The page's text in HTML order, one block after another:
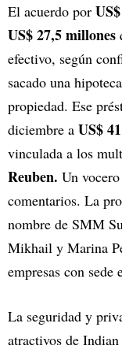
El acuerdo por
US$ 27,5 millones
efectivo, según
sacado una
propiedad. Ese
diciembre a US$
vinculada a los
Reuben. Un
comentarios. La
nombre de SMM
Mikhail y Marina
empresas con
La seguridad y
atractivos de